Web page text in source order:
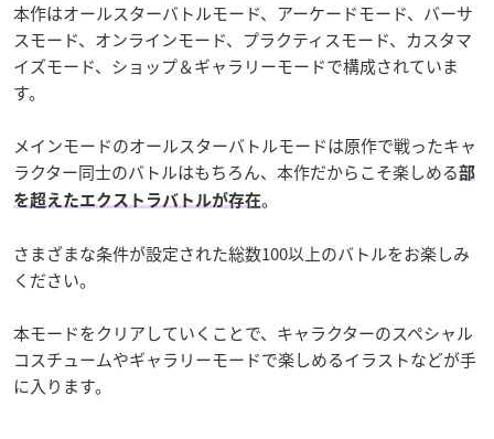
本作はオールスターバトルモード、アーケードモード、バーサ
スモード、オンラインモード、プラクティスモード、カスタマ
イズモード、ショップ＆ギャラリーモードで構成されていま
す。
メインモードのオールスターバトルモードは原作で戦ったキャ
ラクター同士のバトルはもちろん、本作だからこそ楽しめる部
を超えたエクストラバトルが存在。
さまざまな条件が設定された総数100以上のバトルをお楽しみ
ください。
本モードをクリアしていくことで、キャラクターのスペシャル
コスチュームやギャラリーモードで楽しめるイラストなどが手
に入ります。